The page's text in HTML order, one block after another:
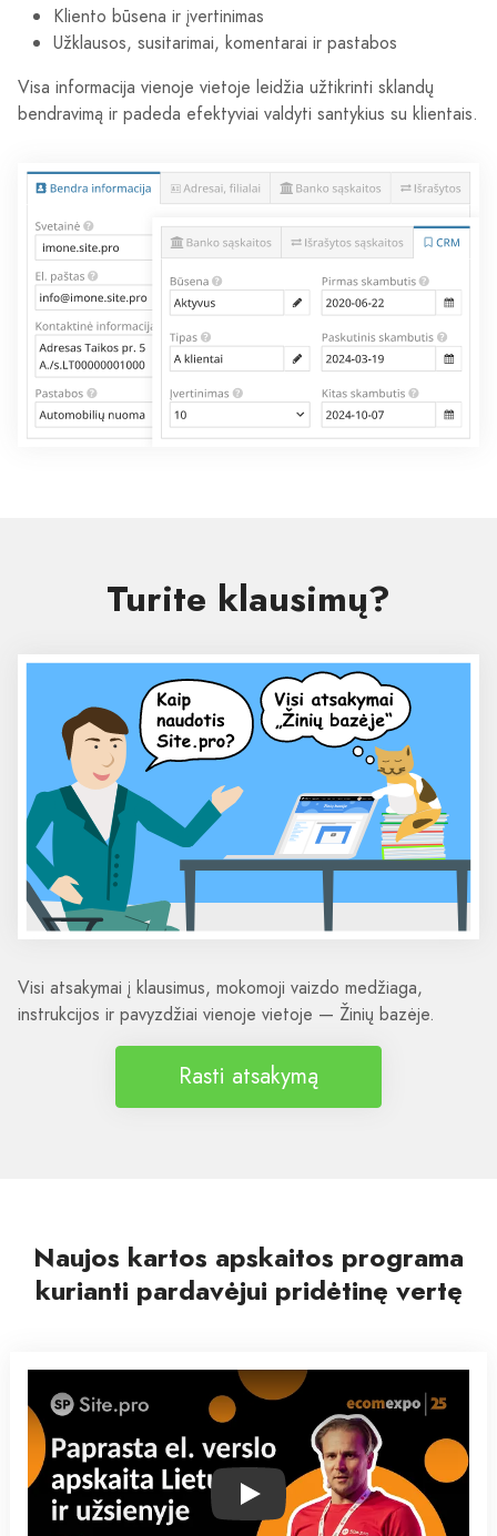
Kliento būsena ir įvertinimas
Užklausos, susitarimai, komentarai ir pastabos
Visa informacija vienoje vietoje leidžia užtikrinti sklandų
bendravimą ir padeda efektyviai valdyti santykius su klientais.
Turite klausimų?
Visi atsakymai į klausimus, mokomoji vaizdo medžiaga,
instrukcijos ir pavyzdžiai vienoje vietoje — Žinių bazėje.
Rasti atsakymą
Naujos kartos apskaitos programa
kurianti pardavėjui pridėtinę vertę
Play